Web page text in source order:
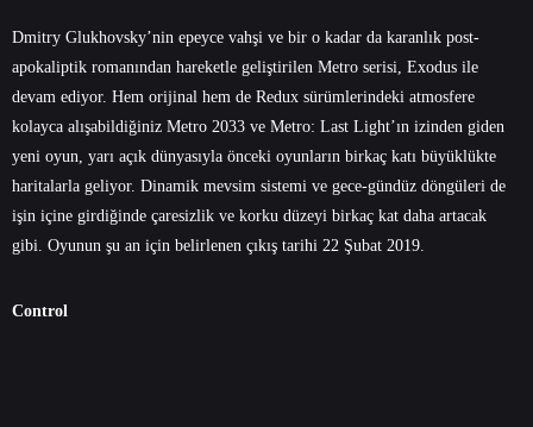
Dmitry Glukhovsky’nin epeyce vahşi ve bir o kadar da karanlık post-
apokaliptik romanından hareketle geliştirilen Metro serisi, Exodus ile
devam ediyor. Hem orijinal hem de Redux sürümlerindeki atmosfere
kolayca alışabildiğiniz Metro 2033 ve Metro: Last Light’ın izinden giden
yeni oyun, yarı açık dünyasıyla önceki oyunların birkaç katı büyüklükte
haritalarla geliyor. Dinamik mevsim sistemi ve gece-gündüz döngüleri de
işin içine girdiğinde çaresizlik ve korku düzeyi birkaç kat daha artacak
gibi. Oyunun şu an için belirlenen çıkış tarihi 22 Şubat 2019.
Control